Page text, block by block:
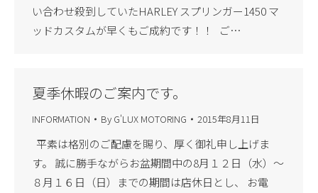
い合わせ殺到していたHARLEY スプリンガー1450 マ
ッドカスタムが早くもご成約です！！ ご…
夏季休暇のご案内です。
INFORMATION By G'LUX MOTORING 2015年8月11日
平素は格別のご配慮を賜り、厚く御礼申し上げま
す。 誠に勝手ながらお盆期間中の8月１２日（水）～
８月１６日（日）までの期間は店休日とし、 お電